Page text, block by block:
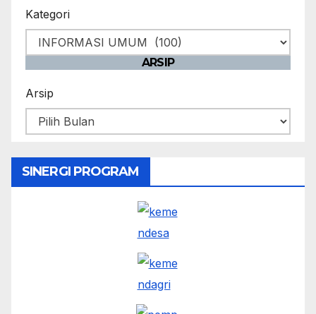
Kategori
ARSIP
Arsip
SINERGI PROGRAM